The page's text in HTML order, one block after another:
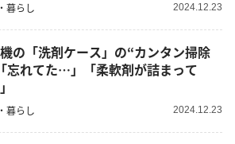
暮らし 2024.12.23
の「洗剤ケース」の“カンタン掃除
忘れてた…」「柔軟剤が詰まって
暮らし 2024.12.23